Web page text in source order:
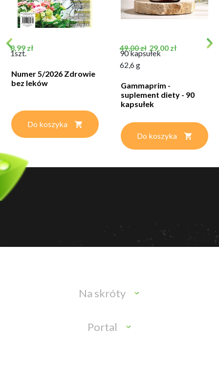
Cena
8,99 zł
1szt.
Numer 5/2026 Zdrowie
bez leków
Do koszyka
Cena podstawowa
49,00 zł Cena
29,00 zł
90 kapsułek
62,6 g
Gammaprim -
suplement diety - 90
kapsułek
Do koszyka
Na skróty
Portal